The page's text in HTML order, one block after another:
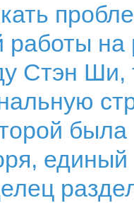
работы
Стэн